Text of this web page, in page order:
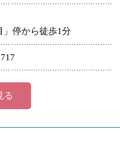
」停から徒歩1分
る